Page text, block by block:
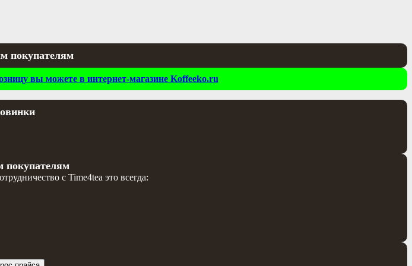
покупателям
вы можете в интернет-магазине Koffeeko.ru
покупателям
с Time4tea это всегда: